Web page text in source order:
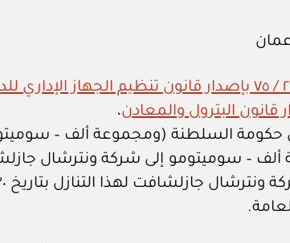
،
(ومجموعة ألف – سوميتومو) بتاريخ ١٤ / ٥ / ١٩٧٥ وخاصة
جازلشافت لهذا التنازل بتاريخ ٣٠ / ١٢ / ١٩٧٧،